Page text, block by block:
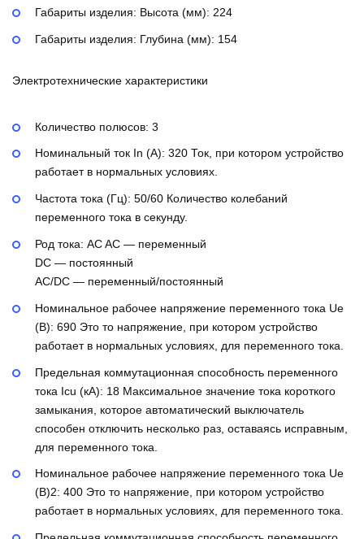
Габариты изделия: Высота (мм): 224
Габариты изделия: Глубина (мм): 154
Электротехнические характеристики
Количество полюсов: 3
Номинальный ток In (А): 320 Ток, при котором устройство
работает в нормальных условиях.
Частота тока (Гц): 50/60 Количество колебаний
переменного тока в секунду.
Род тока: ACAC — переменный
DC — постоянный
AC/DC — переменный/постоянный
Номинальное рабочее напряжение переменного тока Ue
(В): 690 Это то напряжение, при котором устройство
работает в нормальных условиях, для переменного тока.
Предельная коммутационная способность переменного
тока Icu (кА): 18 Максимальное значение тока короткого
замыкания, которое автоматический выключатель
способен отключить несколько раз, оставаясь исправным,
для переменного тока.
Номинальное рабочее напряжение переменного тока Ue
(В)2: 400 Это то напряжение, при котором устройство
работает в нормальных условиях, для переменного тока.